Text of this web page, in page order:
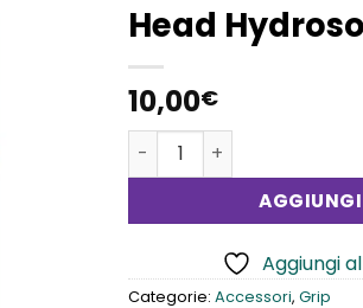
Head
10,00€
Head Hydrosorb Pro
AGGIUNGI
Aggiungi
Categorie: Accessori, Grip